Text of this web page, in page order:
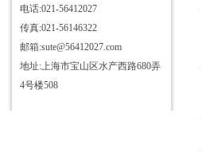
电话:021-56412027
传真:021-56146322
邮箱:sute@56412027.com
地址:上海市宝山区水产西路680弄
4号楼508